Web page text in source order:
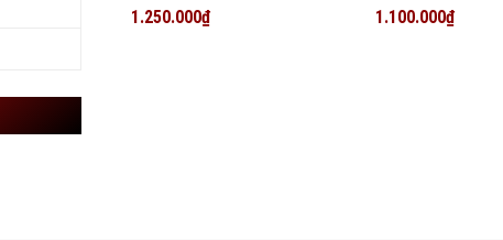
Được xếp
1.250.000₫
Được xếp
1.100.000₫